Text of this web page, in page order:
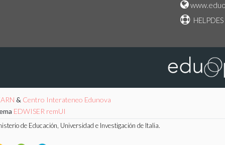
& Centro Interateneo Edunova
EDWISER remUI
de Educación, Universidad e Investigación de Italia.